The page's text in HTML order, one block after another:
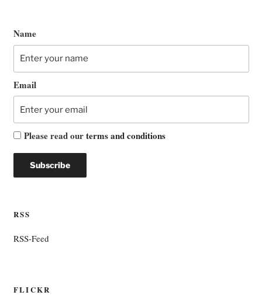
Name
Email
Please read ourterms and conditions
RSS
RSS-Feed
FLICKR